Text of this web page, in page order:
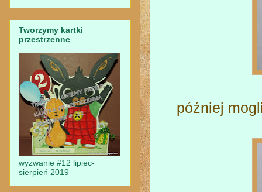
później
Tworzymy kartki
przestrzenne
wyzwanie #12 lipiec-
sierpień 2019